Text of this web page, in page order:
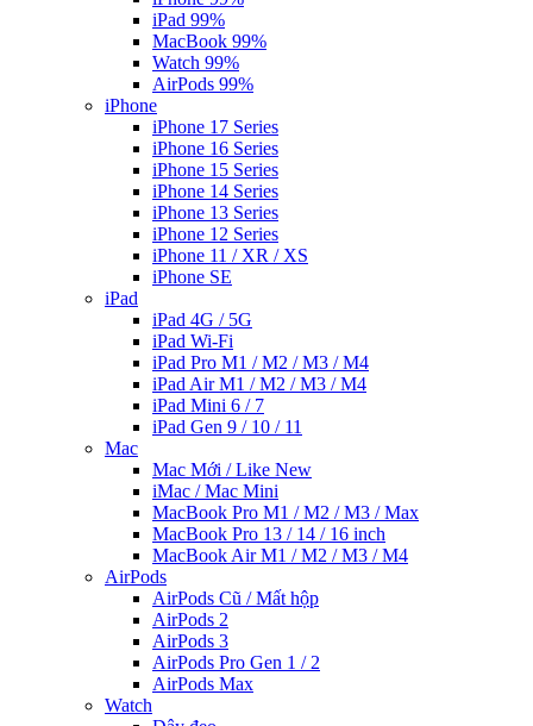
iPad 99%
MacBook 99%
Watch 99%
AirPods 99%
iPhone
iPhone 17 Series
iPhone 16 Series
iPhone 15 Series
iPhone 14 Series
iPhone 13 Series
iPhone 12 Series
iPhone 11 / XR / XS
iPhone SE
iPad
iPad 4G / 5G
iPad Wi-Fi
iPad Pro M1 / M2 / M3 / M4
iPad Air M1 / M2 / M3 / M4
iPad Mini 6 / 7
iPad Gen 9 / 10 / 11
Mac
Mac Mới / Like New
iMac / Mac Mini
MacBook Pro M1 / M2 / M3 / Max
MacBook Pro 13 / 14 / 16 inch
MacBook Air M1 / M2 / M3 / M4
AirPods
AirPods Cũ / Mất hộp
AirPods 2
AirPods 3
AirPods Pro Gen 1 / 2
AirPods Max
Watch